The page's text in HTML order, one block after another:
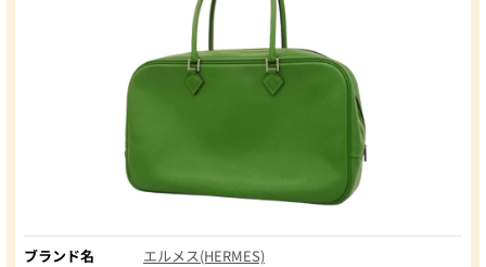
ブランド名
エルメス(HERMES)